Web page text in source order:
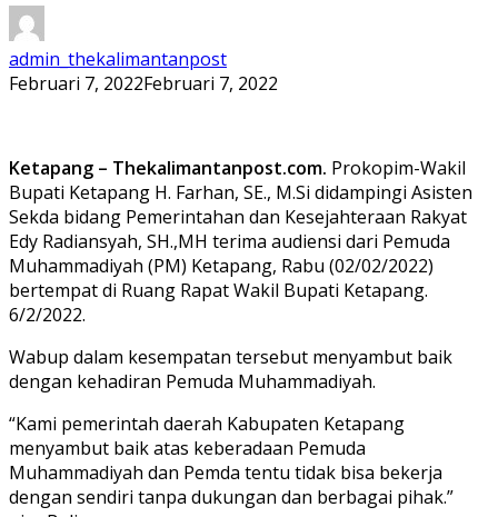
admin_thekalimantanpost
Februari 7, 2022Februari 7, 2022
Ketapang – Thekalimantanpost.com. Prokopim-Wakil
Bupati Ketapang H. Farhan, SE., M.Si didampingi Asisten
Sekda bidang Pemerintahan dan Kesejahteraan Rakyat
Edy Radiansyah, SH.,MH terima audiensi dari Pemuda
Muhammadiyah (PM) Ketapang, Rabu (02/02/2022)
bertempat di Ruang Rapat Wakil Bupati Ketapang.
6/2/2022.
Wabup dalam kesempatan tersebut menyambut baik
dengan kehadiran Pemuda Muhammadiyah.
“Kami pemerintah daerah Kabupaten Ketapang
menyambut baik atas keberadaan Pemuda
Muhammadiyah dan Pemda tentu tidak bisa bekerja
dengan sendiri tanpa dukungan dan berbagai pihak.”